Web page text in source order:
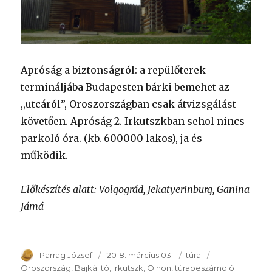
Apróság a biztonságról: a repülőterek
termináljába Budapesten bárki bemehet az
,,utcáról”, Oroszországban csak átvizsgálást
követően. Apróság 2. Irkutszkban sehol nincs
parkoló óra. (kb. 600000 lakos), ja és
működik.
Előkészítés alatt: Volgográd, Jekatyerinburg, Ganina
Jámá
Szerző
Parrag József Publikálva
2018. március 03. Témakör
túra
Oroszország Bajkál tó Irkutszk Olhon túrabeszámoló